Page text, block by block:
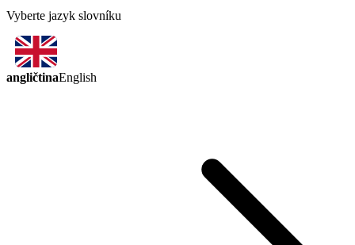
Vyberte jazyk slovníku
angličtinaEnglish